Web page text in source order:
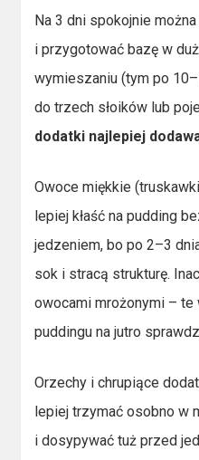
Na 3 dni spokojnie
i przygotować bazę w
wymieszaniu (tym po
do trzech słoików lub
dodatki najlepiej
Owoce miękkie
lepiej kłaść na pudding
jedzeniem, bo po 2–3
sok i stracą strukturę.
owocami mrożonymi –
puddingu na jutro
Orzechy i chrupiące
lepiej trzymać osobno w
i dosypywać tuż przed